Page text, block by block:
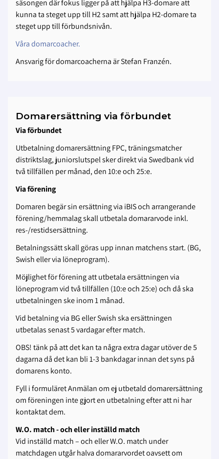
säsongen där fokus ligger på att hjälpa H3-domare att
kunna ta steget upp till H2 samt att hjälpa H2-domare ta
steget upp till förbundsnivån.
Våra domarcoacher.
Ansvarig för domarcoacherna är Stefan Franzén.
Domarersättning via förbundet
Via förbundet
Utbetalning domarersättning FPC, träningsmatcher
distriktslag, juniorslutspel sker direkt via Swedbank vid
två tillfällen per månad, den 10:e och 25:e.
Via förening
Domaren begär sin ersättning via iBIS och arrangerande
förening/hemmalag skall utbetala domararvode inkl.
res-/restidsersättning.
Betalningssätt skall göras upp innan matchens start. (BG,
Swish eller via löneprogram).
Möjlighet för förening att utbetala ersättningen via
löneprogram vid två tillfällen (10:e och 25:e) och då ska
utbetalningen ske inom 1 månad.
Vid betalning via BG eller Swish ska ersättningen
utbetalas senast 5 vardagar efter match.
OBS! tänk på att det kan ta några extra dagar utöver de 5
dagarna då det kan bli 1-3 bankdagar innan det syns på
domarens konto.
Fyll i formuläret Anmälan om ej utbetald domarersättning
om föreningen inte gjort en utbetalning efter att ni har
kontaktat dem.
W.O. match - och eller inställd match
Vid inställd match – och eller W.O. match under
matchdagen utgår halva domararvordet oavsett om